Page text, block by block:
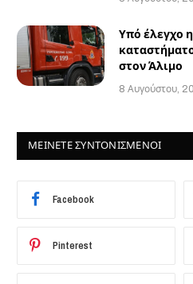
Υπό έλεγχο
στον Άλιμο
8 Αυγούστου,
ΜΕΙΝΕΤΕ ΣΥΝΤΟΝΙΣΜΕΝΟΙ
Facebook
Pinterest